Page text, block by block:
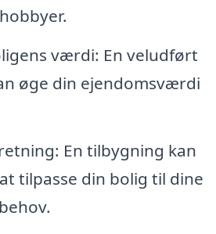
værdi: En veludført
øge din ejendomsværdi
En tilbygning kan
tilpasse din bolig til dine